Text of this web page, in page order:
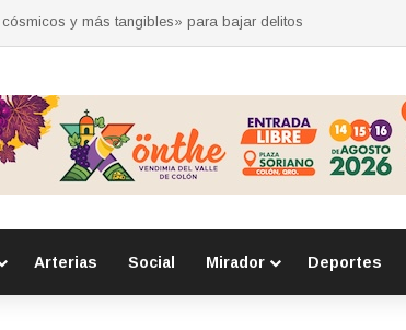
durante sesión estatal realizada en La Llave
Arterias Social Mirador Deportes